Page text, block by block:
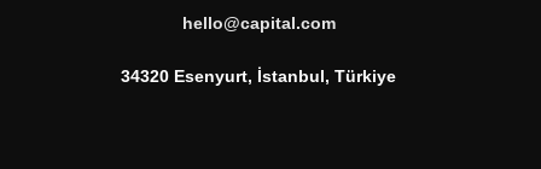
hello@capital.com
34320 Esenyurt, İstanbul, Türkiye